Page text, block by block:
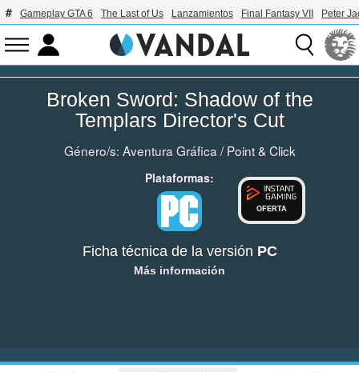
Gameplay GTA 6 The Last of Us Lanzamientos Final Fantasy VII Peter
Broken Sword: Shadow of the
Templars Director's Cut
Género/s: Aventura Gráfica /Point & Click
Plataformas:
OFERTA
Ficha técnica de la versión PC
Más información